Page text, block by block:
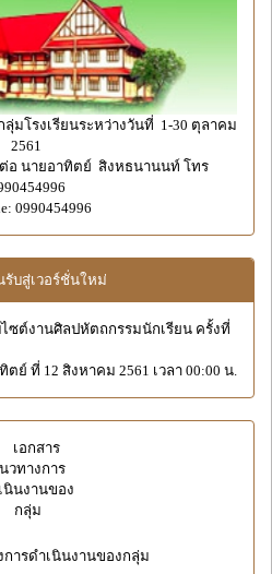
มโรงเรียนระหว่างวันที่ 1-30 ตุลาคม
2561
อ นายอาทิตย์ สิงหธนานนท์ โทร
0990454996
บสู่เวอร์ชั่นใหม่
ซต์งานศิลปหัตถกรรมนักเรียน ครั้งที่
ตย์ ที่ 12 สิงหาคม 2561 เวลา 00:00 น.
การดำเนินงานของกลุ่ม